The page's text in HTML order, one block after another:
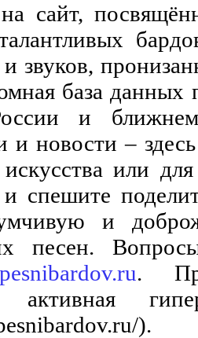
сайт,
и звуков,
база
и ближнем
и новости –
или
спешите
и
песен.
.
активная
).